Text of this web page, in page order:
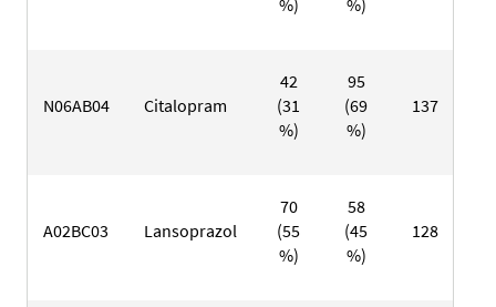
N06AB04 Citalopram
42
(31
%)
95
(69
%)
137
A02BC03 Lansoprazol
70
(55
%)
58
(45
%)
128